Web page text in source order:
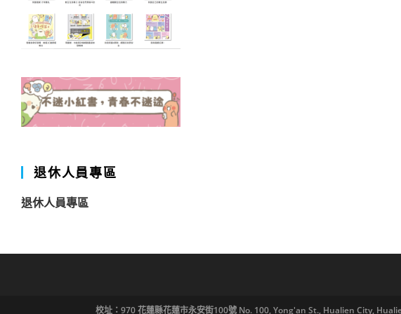
退休人員專區
退休人員專區
校址：970 花蓮縣花蓮市永安街100號 No. 100, Yong'an St., Hualien City,